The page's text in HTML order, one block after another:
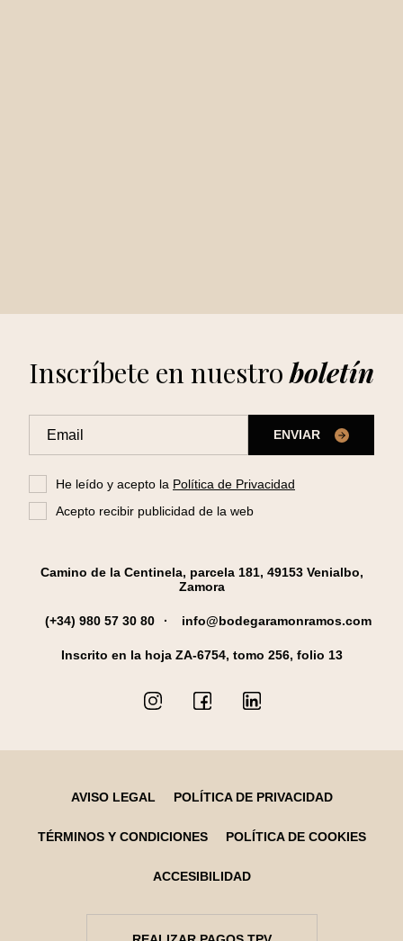
Inscríbete en nuestroboletín
ENVIAR
He leído y acepto la Política de Privacidad
Acepto recibir publicidad de la web
Camino de la Centinela, parcela 181, 49153 Venialbo,
Zamora
(+34) 980 57 30 80 info@bodegaramonramos.com
Inscrito en la hoja ZA-6754, tomo 256, folio 13
AVISO LEGAL POLÍTICA DE PRIVACIDAD
TÉRMINOS Y CONDICIONES POLÍTICA DE COOKIES
ACCESIBILIDAD